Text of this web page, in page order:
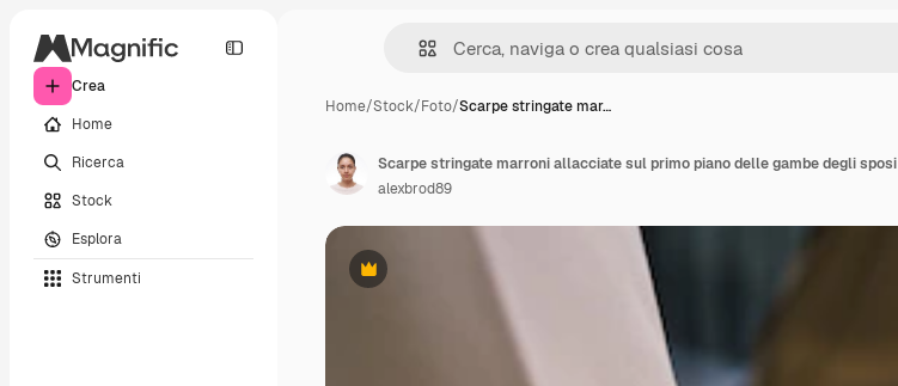
Crea
Home
Ricerca
Stock
Esplora
Strumenti
Home/Stock/Foto/Scarpe stringate mar…
Premium
Scarpe stringate marroni allacciate sul primo piano delle gambe degli sposi
alexbrod89